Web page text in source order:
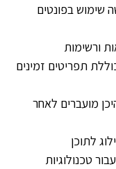
שימוש בפונטים
ורשימות
תפריטים זמינים
מועברים לאחר
לתוכן
טכנולוגיות